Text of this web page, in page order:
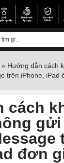
» Hướng dẫn cách
trên iPhone, iPad
cách
đơn